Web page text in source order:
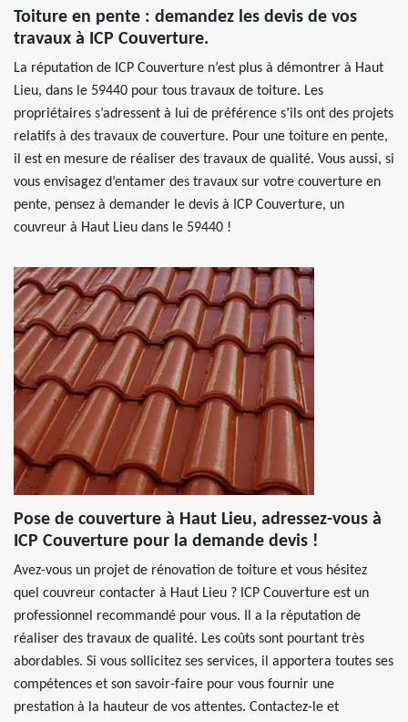
Toiture en pente : demandez les devis de vos
travaux à ICP Couverture.
La réputation de ICP Couverture n’est plus à démontrer à Haut
Lieu, dans le 59440 pour tous travaux de toiture. Les
propriétaires s’adressent à lui de préférence s’ils ont des projets
relatifs à des travaux de couverture. Pour une toiture en pente,
il est en mesure de réaliser des travaux de qualité. Vous aussi, si
vous envisagez d’entamer des travaux sur votre couverture en
pente, pensez à demander le devis à ICP Couverture, un
couvreur à Haut Lieu dans le 59440 !
Pose de couverture à Haut Lieu, adressez-vous à
ICP Couverture pour la demande devis !
Avez-vous un projet de rénovation de toiture et vous hésitez
quel couvreur contacter à Haut Lieu ? ICP Couverture est un
professionnel recommandé pour vous. Il a la réputation de
réaliser des travaux de qualité. Les coûts sont pourtant très
abordables. Si vous sollicitez ses services, il apportera toutes ses
compétences et son savoir-faire pour vous fournir une
prestation à la hauteur de vos attentes. Contactez-le et